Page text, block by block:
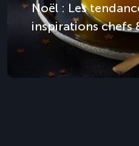
Noël : Les
inspirations chefs